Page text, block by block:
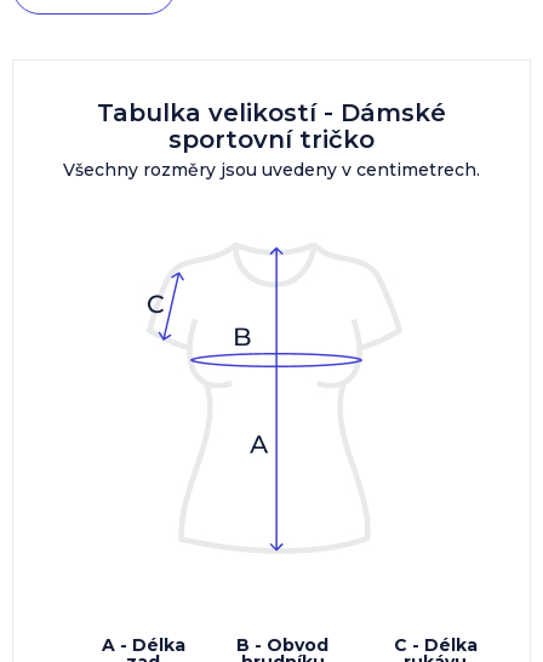
Tabulka velikostí - Dámské
sportovní tričko
Všechny rozměry jsou uvedeny v centimetrech.
A - Délka B - Obvod C - Délka